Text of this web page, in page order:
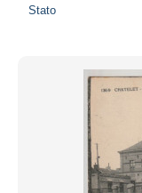
Stato